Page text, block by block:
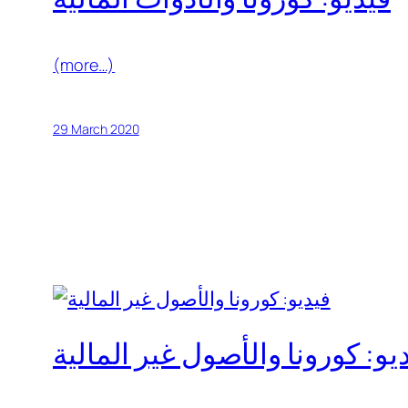
(more…)
29 March 2020
كورونا والأصول غير المالية